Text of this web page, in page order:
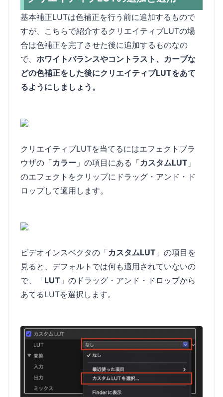
基本補正LUTは色補正を行う前に追加するもので
すが、こちらで紹介するクリエイティブLUTの場
合は色補正を完了させた後に追加するものなの
で、 ホワイトバランスやコントラスト、カーブな
どの色補正をした後にクリエイティブLUTをあて
るようにしましょう。
クリエイティブLUTを当てるにはエフェクトブラ
ウザの「カラー 」の項目にある「カスタムLUT 」
のエフェクトをクリップにドラッグ・アンド・ド
ロップして適用します。
ビデオインスペクタの「カスタムLUT 」の項目を
見ると、デフォルトでは何も適用されていないの
で、「LUT 」のドラッグ・アンド・ドロップから
あてるLUTを選択します。